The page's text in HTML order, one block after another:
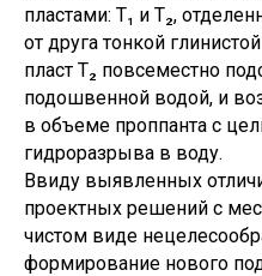
пластами: Т₁ и Т₂,
от друга тонкой
пласт Т₂ повсеместно
подошвенной водой, и
в объеме проппанта с
гидроразрыва в воду.
Ввиду выявленных
проектных решений с
чистом виде
формирование нового